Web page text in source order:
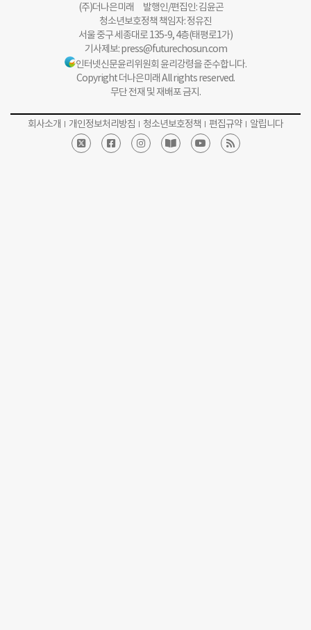
(주)더나은미래 발행인/편집인: 김윤곤
청소년보호정책 책임자: 정유진
서울 중구 세종대로 135-9, 4층(태평로1가)
기사제보:press@futurechosun.com
인터넷신문윤리위원회 윤리강령을 준수합니다.
Copyright 더나은미래 All rights reserved.
무단 전재 및 재배포 금지.
회사소개 개인정보처리방침 청소년보호정책 편집규약 알립니다